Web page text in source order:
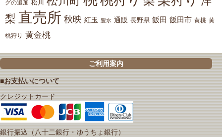
グの追加 松川
梨 直売所 秋映 紅玉 豊水 通販 長野県 飯田 飯田市 黄桃 黄
桃狩り 黄金桃
ご利用案内
■お支払いについて
クレジットカード
銀行振込（八十二銀行・ゆうちょ銀行）